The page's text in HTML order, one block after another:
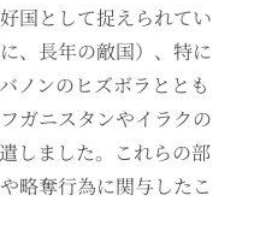
国として捉えられてい
、長年の敵国）、特に
ノンのヒズボラととも
ガニスタンやイラクの
しました。これらの部
略奪行為に関与したこ